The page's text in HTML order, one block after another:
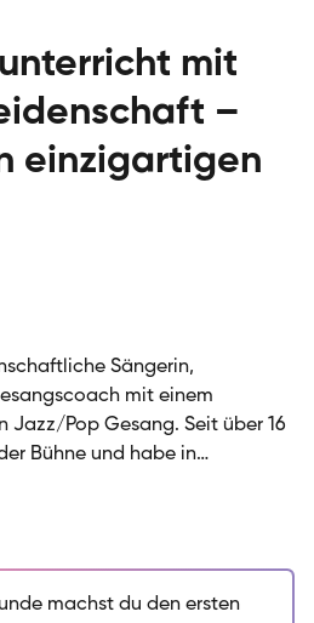
mit
–
einzigartigen
Sängerin,
mit einem
Jazz/Pop Gesang. Seit über 16
Bühne und habe in
über rockige Nummern bis hin
begleite Schüler:innen aus
Weg zur eigenen Stimme.
machst du den ersten